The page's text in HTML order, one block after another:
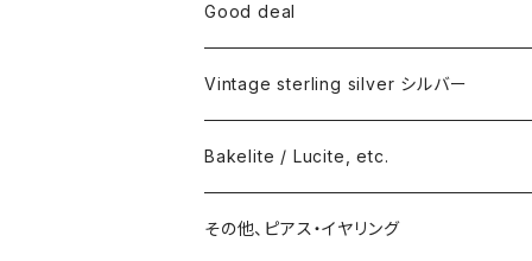
Good deal
Vintage sterling silver シルバー
ネックレス
バングル・ブレスレット
Bakelite / Lucite, etc.
ピアス・イヤリング
その他、ピアス・イヤリング